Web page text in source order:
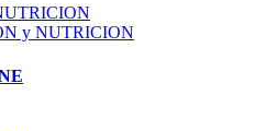
y NUTRICION